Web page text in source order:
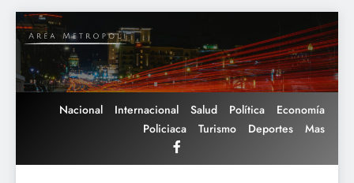
Saltar
al
contenido
Nacional Internacional Salud Política
Economía
Policiaca
Turismo Deportes Mas